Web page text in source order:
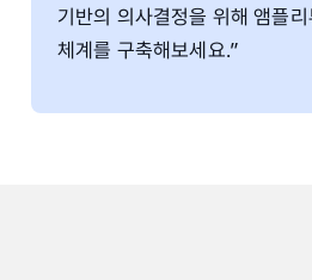
기반의 의사결정을 위해 앰플리
체계를 구축해보세요.”